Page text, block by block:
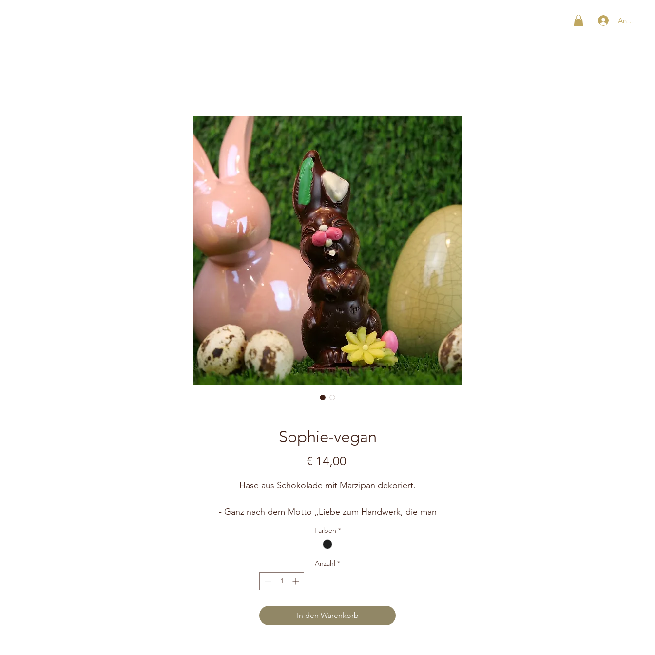
Anmelden
Sophie-vegan
€ 14,00Preis
Hase aus Schokolade mit Marzipan dekoriert.
- Ganz nach dem Motto „Liebe zum Handwerk, die man
schmeckt“. -
Für die Herstellung unserer handgefertigten Schokolade-
Osterhasen verwenden wir ausschließlich Kakao aus
nachhaltigem Anbau und wir verzichten bei all unseren
süßen Kunstwerken auf Konservierungsstoffe, künstliche
Färbemittel und Geschmacksverstärker.
Farben *
Anzahl *
In den Warenkorb